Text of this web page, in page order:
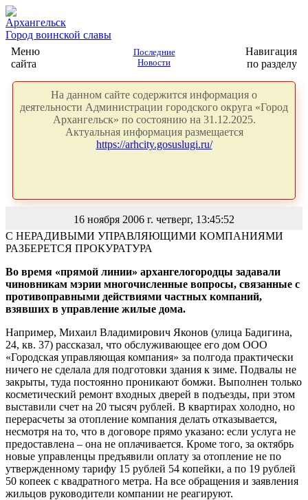
Архангельск
Город воинской славы
Меню
сайта
Последние
Новости
Навигация
по разделу
На данном сайте содержится информация о
деятельности Администрации городского округа «Город
Архангельск» по состоянию на 31.12.2025.
Актуальная информация размещается
https://arhcity.gosuslugi.ru/
16 ноября 2006 г. четверг, 13:45:52
С НЕРАДИВЫМИ УПРАВЛЯЮЩИМИ КОМПАНИЯМИ
РАЗБЕРЕТСЯ ПРОКУРАТУРА
Во время «прямой линии» архангелогородцы задавали
чиновникам мэрии многочисленные вопросы, связанные с
противоправными действиями частных компаний,
взявших в управление жилые дома.
Например, Михаил Владимирович Яконов (улица Бадигина,
24, кв. 37) рассказал, что обслуживающее его дом ООО
«Городская управляющая компания» за полгода практически
ничего не сделала для подготовки здания к зиме. Подвалы не
закрыты, туда постоянно проникают бомжи. Выполнен только
косметический ремонт входных дверей в подъезды, при этом
выставили счет на 20 тысяч рублей. В квартирах холодно, но
перерасчеты за отопление компания делать отказывается,
несмотря на то, что в договоре прямо указано: если услуга не
предоставлена – она не оплачивается. Кроме того, за октябрь
новые управленцы предъявили оплату за отопление не по
утвержденному тарифу 15 рублей 54 копейки, а по 19 рублей
50 копеек с квадратного метра. На все обращения и заявления
жильцов руководители компании не реагируют.